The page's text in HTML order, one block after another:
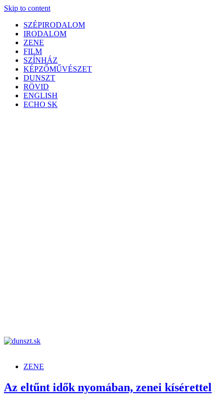
Skip to content
SZÉPIRODALOM
IRODALOM
ZENE
FILM
SZÍNHÁZ
KÉPZŐMŰVÉSZET
DUNSZT
RÖVID
ENGLISH
ECHO SK
ZENE
Az eltűnt idők nyomában, zenei kísérettel